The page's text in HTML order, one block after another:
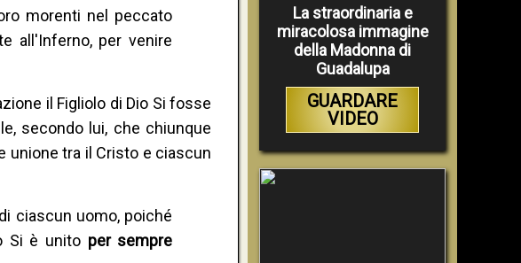
morenti nel peccato
all'Inferno, per venire
il Figliolo di Dio Si fosse
secondo lui, che chiunque
unione tra il Cristo e ciascun
ciascun uomo, poiché
Si è unito per sempre
La straordinaria e
miracolosa immagine
della Madonna di
Guadalupa
GUARDARE
VIDEO